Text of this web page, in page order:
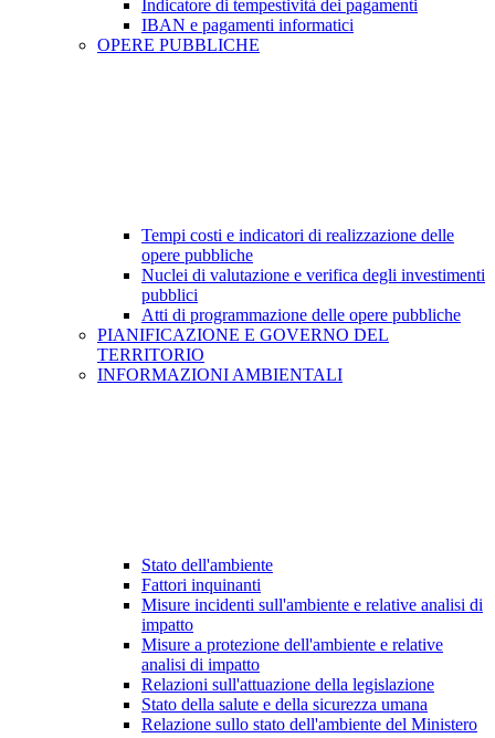
Indicatore di tempestività dei pagamenti
IBAN e pagamenti informatici
OPERE PUBBLICHE
Tempi costi e indicatori di realizzazione delle
opere pubbliche
Nuclei di valutazione e verifica degli investimenti
pubblici
Atti di programmazione delle opere pubbliche
PIANIFICAZIONE E GOVERNO DEL
TERRITORIO
INFORMAZIONI AMBIENTALI
Stato dell'ambiente
Fattori inquinanti
Misure incidenti sull'ambiente e relative analisi di
impatto
Misure a protezione dell'ambiente e relative
analisi di impatto
Relazioni sull'attuazione della legislazione
Stato della salute e della sicurezza umana
Relazione sullo stato dell'ambiente del Ministero